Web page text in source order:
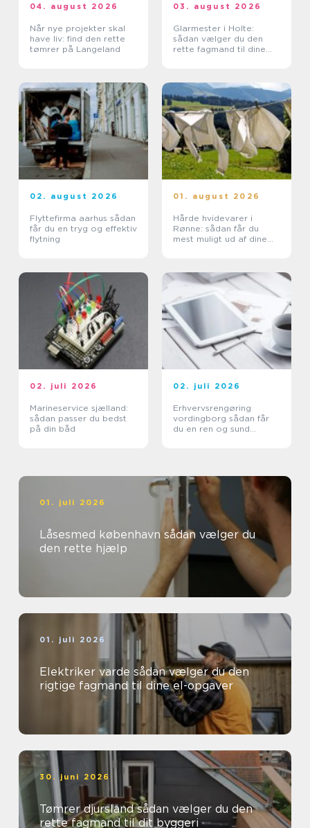
04. august 2026
Når nye projekter skal
have liv: find den rette
tømrer på Langeland
03. august 2026
Glarmester i Holte:
sådan vælger du den
rette fagmand til dine
02. august 2026
Flyttefirma aarhus sådan
får du en tryg og effektiv
flytning
01. august 2026
Hårde hvidevarer i
Rønne: sådan får du
mest muligt ud af dine
02. juli 2026
Marineservice sjælland:
sådan passer du bedst
på din båd
02. juli 2026
Erhvervsrengøring
vordingborg sådan får
du en ren og sund
01. juli 2026
Låsesmed københavn sådan vælger du
den rette hjælp
01. juli 2026
Elektriker varde sådan vælger du den
rigtige fagmand til dine el-opgaver
30. juni 2026
Tømrer djursland sådan vælger du den
rette fagmand til dit byggeri